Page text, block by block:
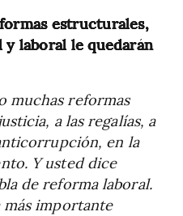
estructurales,
y laboral le quedarán
muchas reformas
a las regalías, a
en la
Y usted dice
de reforma laboral.
más importante